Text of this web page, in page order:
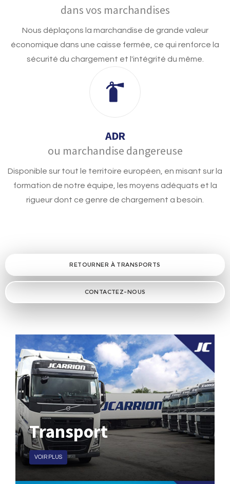
dans vos marchandises
Nous déplaçons la marchandise de grande valeur
économique dans une caisse fermée, ce qui renforce la
sécurité du chargement et l'intégrité du même.
ADR
ou marchandise dangereuse
Disponible sur tout le territoire européen, en misant sur la
formation de notre équipe, les moyens adéquats et la
rigueur dont ce genre de chargement a besoin.
RETOURNER À TRANSPORTS
CONTACTEZ-NOUS
Transport
VOIR PLUS